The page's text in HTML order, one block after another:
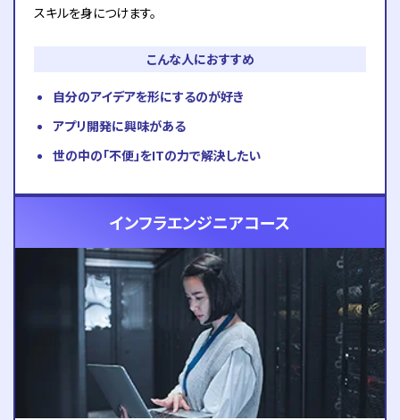
スキルを身につけます。
こんな人におすすめ
自分のアイデアを形にするのが好き
アプリ開発に興味がある
世の中の「不便」をITの力で解決したい
インフラエンジニアコース